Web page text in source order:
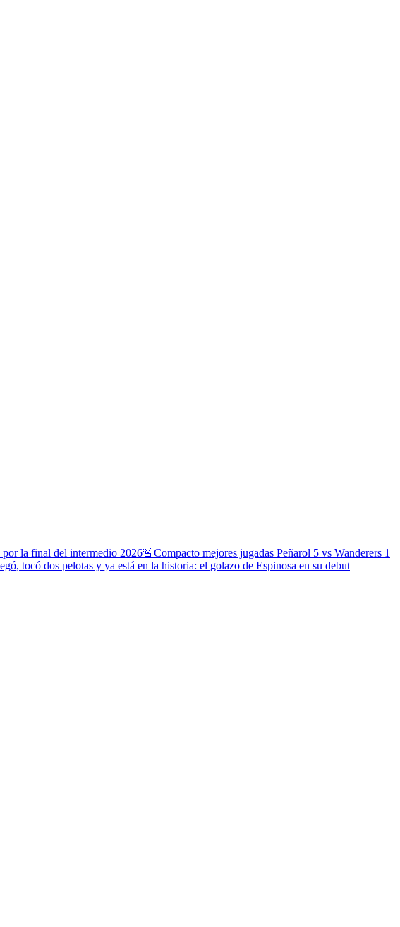
la final del intermedio 2026🚨Compacto mejores jugadas Peñarol 5 vs Wanderers 1
tocó dos pelotas y ya está en la historia: el golazo de Espinosa en su debut